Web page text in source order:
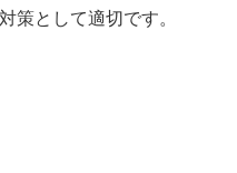
策として適切です。